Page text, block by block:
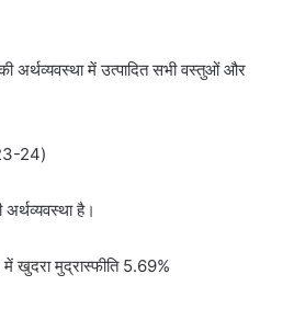
अर्थव्यवस्था में उत्पादित सभी वस्तुओं और
24)
अर्थव्यवस्था है।
खुदरा मुद्रास्फीति 5.69%